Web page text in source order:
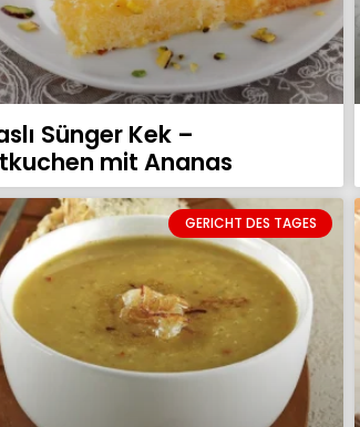
Sünger Kek –
mit Ananas
GERICHT DES TAGES